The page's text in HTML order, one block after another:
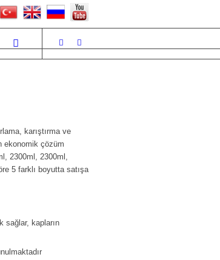
karıştırma ve
ekonomik çözüm
2300ml, 2300ml,
5 farklı boyutta satışa
sağlar, kapların